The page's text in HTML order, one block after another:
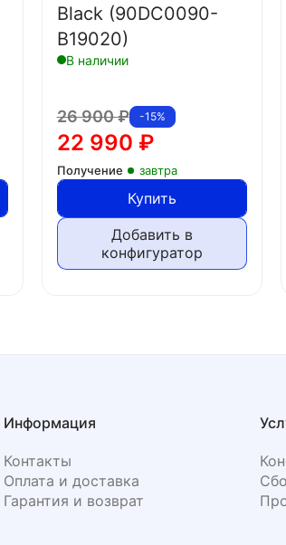
Black (90DC0090-
B19020)
В наличии
-15%
26 900₽
22 990 ₽
Получение завтра
Купить
Добавить в
конфигуратор
Информация
Контакты
Оплата и доставка
Гарантия и возврат